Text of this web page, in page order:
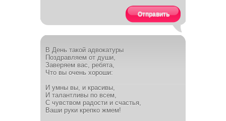
Отправить
В День такой адвокатуры
Поздравляем от души,
Заверяем вас, ребята,
Что вы очень хороши:
И умны вы, и красивы,
И талантливы по всем,
С чувством радости и счастья,
Ваши руки крепко жмем!